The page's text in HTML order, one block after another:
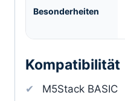
Besonderheiten
Kompatibilität
M5Stack BASIC